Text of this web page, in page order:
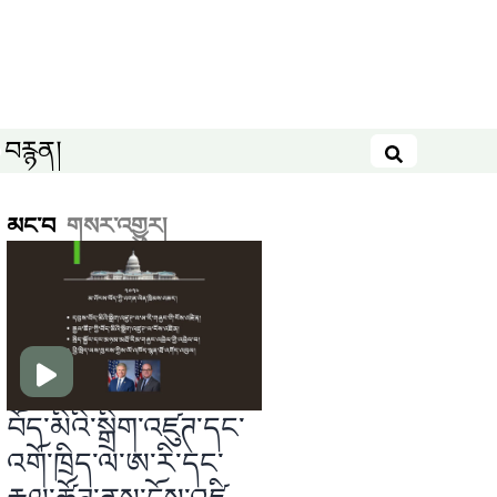
བརྙན།
མང་བ གསར་འགྱུར།
བོད་མིའི་སྒྲིག་འཛུཊ་དང་
འགོ་ཁྲིད་ལ་ཨ་རི་དང་